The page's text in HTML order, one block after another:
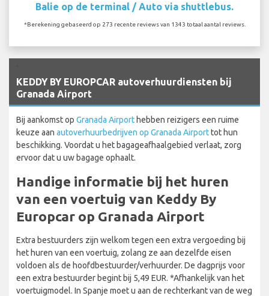
Balie op de terminal / Auto via shuttlebus.
*Berekening gebaseerd op 273 recente reviews van 1343 totaal aantal reviews.
KEDDY BY EUROPCAR autoverhuurdiensten bij
Granada Airport
Bij aankomst op Granada Airporthebben reizigers een ruime
keuze aan autoverhuurbedrijven op Granada Airporttot hun
beschikking. Voordat u het bagageafhaalgebied verlaat, zorg
ervoor dat u uw bagage ophaalt.
Handige informatie bij het huren
van een voertuig van Keddy By
Europcar op Granada Airport
Extra bestuurders zijn welkom tegen een extra vergoeding bij
het huren van een voertuig, zolang ze aan dezelfde eisen
voldoen als de hoofdbestuurder/verhuurder. De dagprijs voor
een extra bestuurder begint bij 5,49 EUR. *Afhankelijk van het
voertuigmodel. In Spanje moet u aan de rechterkant van de weg